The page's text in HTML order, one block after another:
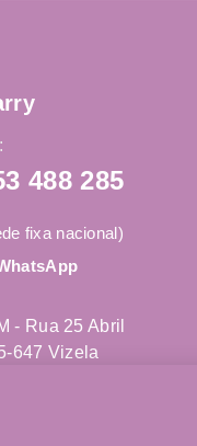
488 285
fixa nacional)
- Rua 25 Abril
647 Vizela